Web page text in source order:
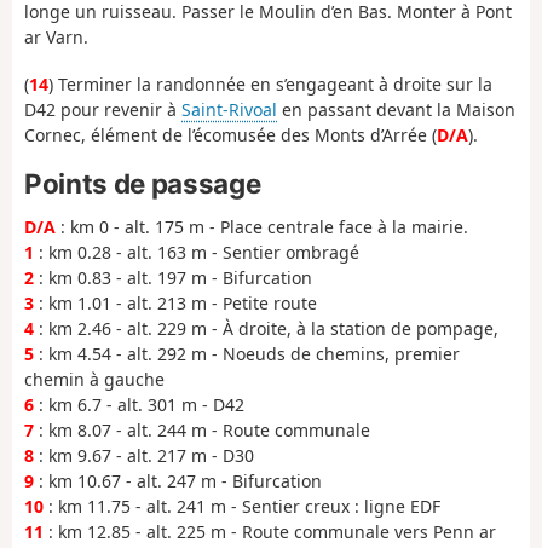
longe un ruisseau. Passer le Moulin d’en Bas. Monter à Pont
ar Varn.
(14) Terminer la randonnée en s’engageant à droite sur la
D42 pour revenir à Saint-Rivoal en passant devant la Maison
Cornec, élément de l’écomusée des Monts d’Arrée (D/A).
Points de passage
D/A : km 0 - alt. 175 m - Place centrale face à la mairie.
1 : km 0.28 - alt. 163 m - Sentier ombragé
2 : km 0.83 - alt. 197 m - Bifurcation
3 : km 1.01 - alt. 213 m - Petite route
4 : km 2.46 - alt. 229 m - À droite, à la station de pompage,
5 : km 4.54 - alt. 292 m - Noeuds de chemins, premier
chemin à gauche
6 : km 6.7 - alt. 301 m - D42
7 : km 8.07 - alt. 244 m - Route communale
8 : km 9.67 - alt. 217 m - D30
9 : km 10.67 - alt. 247 m - Bifurcation
10 : km 11.75 - alt. 241 m - Sentier creux : ligne EDF
11 : km 12.85 - alt. 225 m - Route communale vers Penn ar